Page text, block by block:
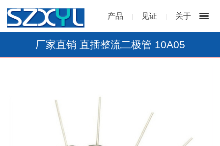
产品 | 见证 | 关于
厂家直销 直插整流二极管 10A05